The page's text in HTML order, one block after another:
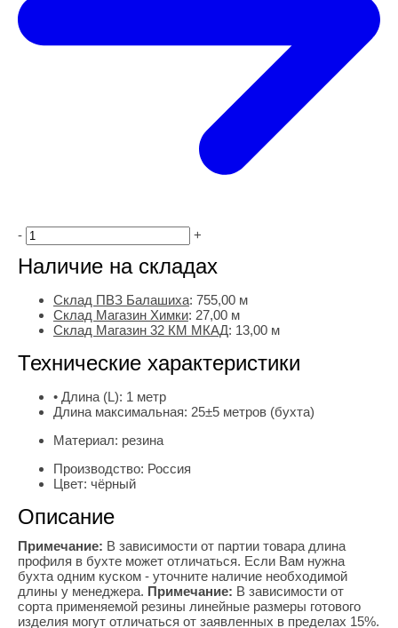
- +
Наличие на складах
Склад ПВЗ Балашиха: 755,00 м
Склад Магазин Химки: 27,00 м
Склад Магазин 32 КМ МКАД: 13,00 м
Технические характеристики
• Длина (L): 1 метр
Длина максимальная: 25±5 метров (бухта)
Материал: резина
Производство: Россия
Цвет: чёрный
Описание
Примечание: В зависимости от партии товара длина
профиля в бухте может отличаться. Если Вам нужна
бухта одним куском - уточните наличие необходимой
длины у менеджера. Примечание: В зависимости от
сорта применяемой резины линейные размеры готового
изделия могут отличаться от заявленных в пределах 15%.